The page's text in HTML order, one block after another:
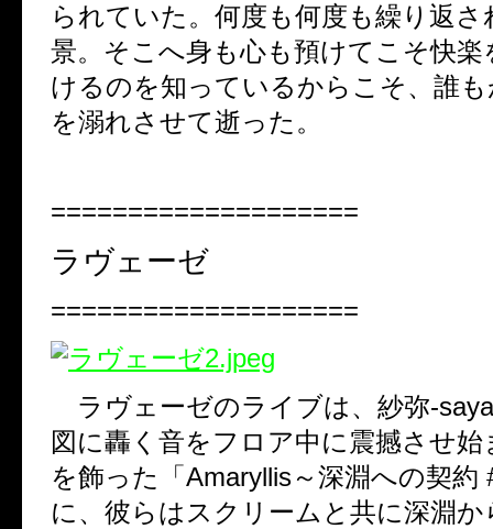
られていた。何度も何度も繰り返
景。そこへ身も心も預けてこそ快
けるのを知っているからこそ、誰
を溺れさせて逝った。
====================
ラヴェーゼ
====================
ラヴェーゼのライブは、紗弥-
図に轟く音をフロア中に震撼させ始
を飾った「 Amaryllis～深淵への契約
に、彼らはスクリームと共に深淵